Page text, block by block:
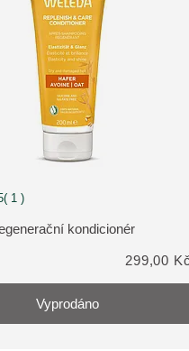
PRODUKT:kondicionér
5 z 5 hvězdiček
( 1 )
299,00 Kč
Vyprodáno